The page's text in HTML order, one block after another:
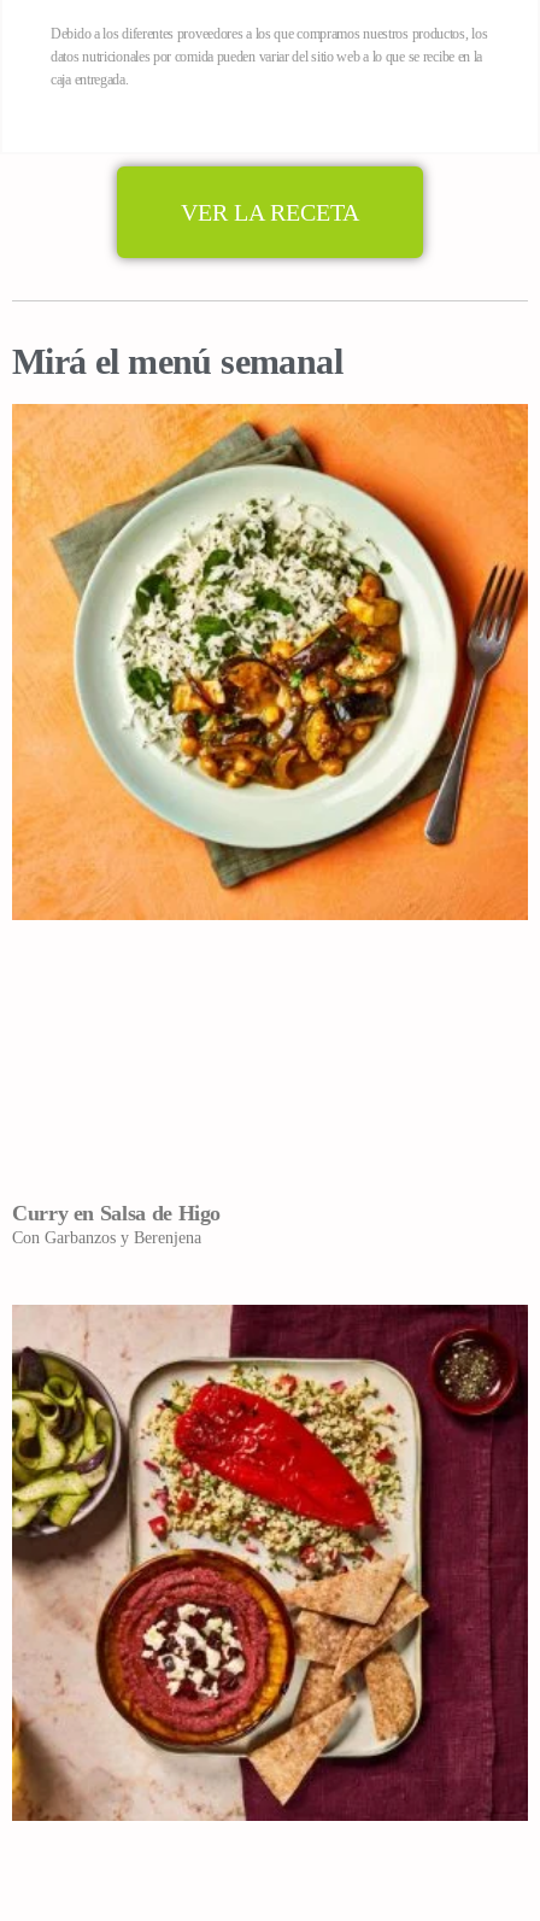
Debido a los diferentes proveedores a los que compramos nuestros productos, los
datos nutricionales por comida pueden variar del sitio web a lo que se recibe en la
caja entregada.
VER LA RECETA
Mirá el menú semanal
Curry en Salsa de Higo
Con Garbanzos y Berenjena